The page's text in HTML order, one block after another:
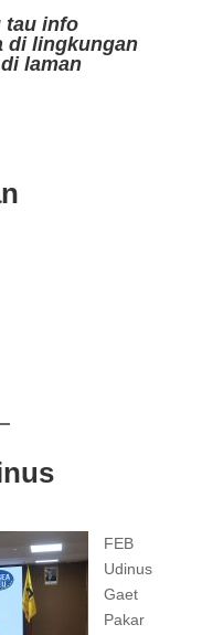
tau info
di lingkungan
laman
FEB
Udinus
Gaet
Pakar